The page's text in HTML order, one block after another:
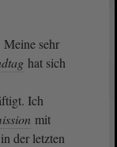
Meine sehr
hat sich
Ich
mit
der letzten